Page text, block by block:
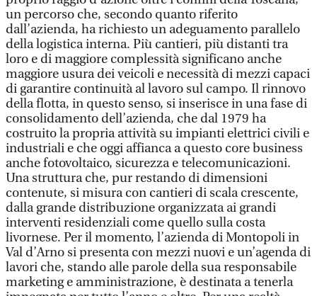
un percorso che, secondo quanto riferito
dall’azienda, ha richiesto un adeguamento parallelo
della logistica interna. Più cantieri, più distanti tra
loro e di maggiore complessità significano anche
maggiore usura dei veicoli e necessità di mezzi capaci
di garantire continuità al lavoro sul campo. Il rinnovo
della flotta, in questo senso, si inserisce in una fase di
consolidamento dell’azienda, che dal 1979 ha
costruito la propria attività su impianti elettrici civili e
industriali e che oggi affianca a questo core business
anche fotovoltaico, sicurezza e telecomunicazioni.
Una struttura che, pur restando di dimensioni
contenute, si misura con cantieri di scala crescente,
dalla grande distribuzione organizzata ai grandi
interventi residenziali come quello sulla costa
livornese. Per il momento, l’azienda di Montopoli in
Val d’Arno si presenta con mezzi nuovi e un’agenda di
lavori che, stando alle parole della sua responsabile
marketing e amministrazione, è destinata a tenerla